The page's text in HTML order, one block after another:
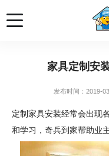
家具定制安
发布时间：2019-
定制家具安装经常会出现
和学习，奇兵到家帮助业